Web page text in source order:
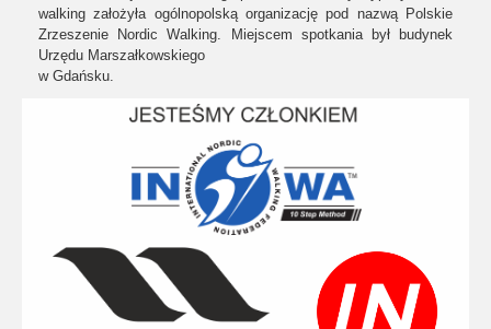
walking założyła ogólnopolską organizację pod nazwą Polskie
Zrzeszenie Nordic Walking. Miejscem spotkania był budynek
Urzędu Marszałkowskiego
w Gdańsku.